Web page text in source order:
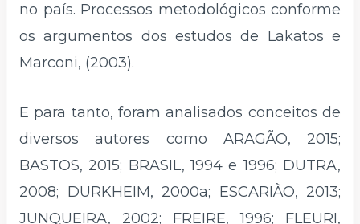
no país. Processos metodológicos conforme
os argumentos dos estudos de Lakatos e
Marconi, (2003).
E para tanto, foram analisados conceitos de
diversos autores como ARAGÃO, 2015;
BASTOS, 2015; BRASIL, 1994 e 1996; DUTRA,
2008; DURKHEIM, 2000a; ESCARIÃO, 2013;
JUNQUEIRA, 2002; FREIRE, 1996; FLEURI,